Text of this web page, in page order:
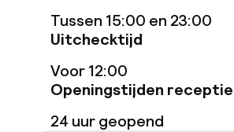
Tussen 15:00 en 23:00
Uitchecktijd
Voor 12:00
Openingstijden receptie
24 uur geopend